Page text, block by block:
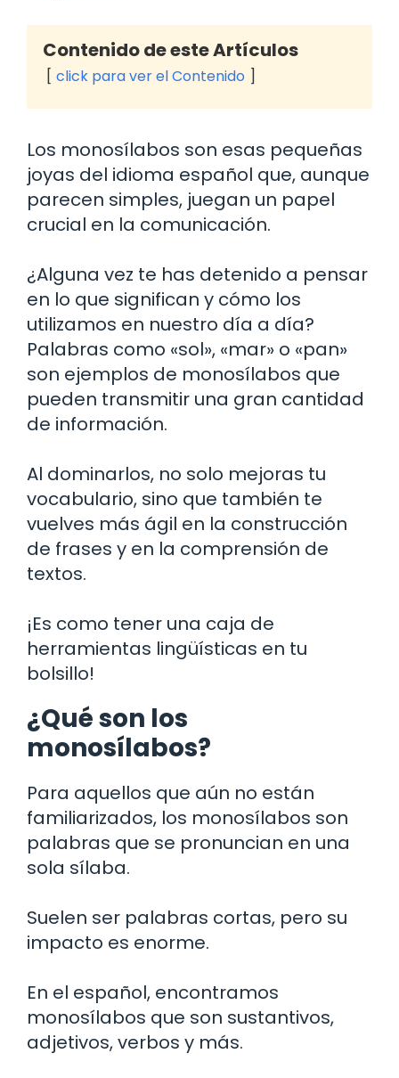
Contenido de este Artículos
click para ver el Contenido
Los monosílabos son esas pequeñas
joyas del idioma español que, aunque
parecen simples, juegan un papel
crucial en la comunicación.
¿Alguna vez te has detenido a pensar
en lo que significan y cómo los
utilizamos en nuestro día a día?
Palabras como «sol», «mar» o «pan»
son ejemplos de monosílabos que
pueden transmitir una gran cantidad
de información.
Al dominarlos, no solo mejoras tu
vocabulario, sino que también te
vuelves más ágil en la construcción
de frases y en la comprensión de
textos.
¡Es como tener una caja de
herramientas lingüísticas en tu
bolsillo!
¿Qué son los
monosílabos?
Para aquellos que aún no están
familiarizados, los monosílabos son
palabras que se pronuncian en una
sola sílaba.
Suelen ser palabras cortas, pero su
impacto es enorme.
En el español, encontramos
monosílabos que son sustantivos,
adjetivos, verbos y más.